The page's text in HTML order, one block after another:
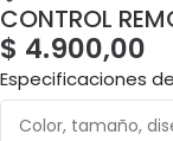
CONTROL
$ 4.900,00
Especificaciones